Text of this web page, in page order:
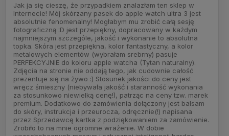
Jak ja się cieszę, że przypadkiem znalazłam ten sklep w
Internecie! Mój skórzany pasek do apple watch ultra 3 jest
absolutnie fenomenalny! Mogłabym mu zrobić całą sesję
fotograficzną :D jest przepiękny, dopracowany w każdym
najmniejszym szczególe, jakość i wykonanie to absolutna
topka. Skóra jest przepiękna, kolor fantastyczny, a kolor
metalowych elementów (wybrałam srebrny) pasuje
PERFEKCYJNIE do koloru apple watcha (Tytan naturalny).
Zdjęcia na stronie nie oddają tego, jak cudownie całość
prezentuje się na żywo :) Stosunek jakości do ceny jest
wręcz śmieszny (niebywała jakość i staranność wykonania
za stosunkowo niewielką cenę!), patrząc na ceny tzw. marek
premium. Dodatkowo do zamówienia dołączony jest balsam
do skóry, instrukcja i przeurocza, odręcznie(!) napisana
przez Sprzedawcę kartka z podziękowaniem za zamówienie.
Zrobiło to na mnie ogromne wrażenie. W dobie